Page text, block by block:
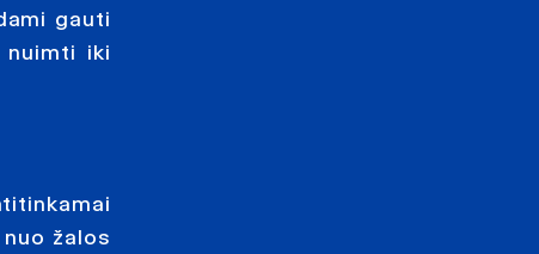
gauti
nuimti iki
žalos